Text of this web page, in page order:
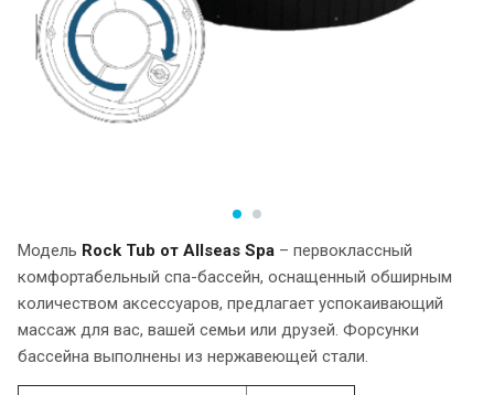
Модель Rock Tub от Allseas Spa – первоклассный
комфортабельный спа-бассейн, оснащенный обширным
количеством аксессуаров, предлагает успокаивающий
массаж для вас, вашей семьи или друзей. Форсунки
бассейна выполнены из нержавеющей стали.